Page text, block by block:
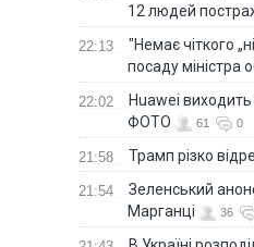
12 людей
22:13
"Немає чіткого
посаду міністра
22:02
Huawei
ФОТО
61 0
21:58 Трамп різко
21:54
Зеленський
Марганці
36